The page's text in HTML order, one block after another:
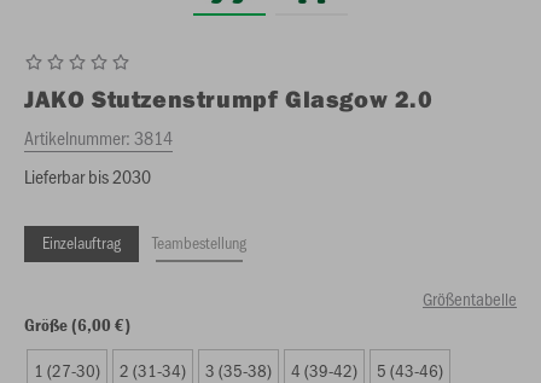
JAKO Stutzenstrumpf Glasgow 2.0
Artikelnummer:3814
Lieferbar bis 2030
Einzelauftrag Teambestellung
Größentabelle
Größe (6,00 €)
1 (27-30) 2 (31-34) 3 (35-38) 4 (39-42) 5 (43-46)